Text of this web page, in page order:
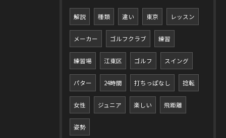
解説 種類 違い 東京 レッスン
メーカー ゴルフクラブ 練習
練習場 江東区 ゴルフ スイング
パター 24時間 打ちっぱなし 捻転
女性 ジュニア 楽しい 飛距離
姿勢